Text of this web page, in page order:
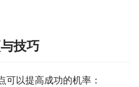
技巧
可以提高成功的机率：